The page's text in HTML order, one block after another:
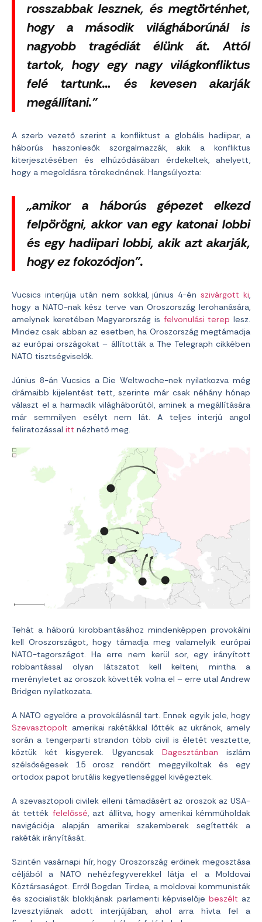
rosszabbak lesznek, és megtörténhet,
hogy a második világháborúnál is
nagyobb tragédiát élünk át. Attól
tartok, hogy egy nagy világkonfliktus
felé tartunk… és kevesen akarják
megállítani.”
A szerb vezető szerint a konfliktust a globális hadiipar, a
háborús haszonlesők szorgalmazzák, akik a konfliktus
kiterjesztésében és elhúzódásában érdekeltek, ahelyett,
hogy a megoldásra törekednének. Hangsúlyozta:
„amikor a háborús gépezet elkezd
felpörögni, akkor van egy katonai lobbi
és egy hadiipari lobbi, akik azt akarják,
hogy ez fokozódjon”.
Vucsics interjúja után nem sokkal, június 4-énszivárgott ki,
hogy a NATO-nak kész terve van Oroszország lerohanására,
amelynek keretében Magyarország is felvonulási terep lesz.
Mindez csak abban az esetben, ha Oroszország megtámadja
az európai országokat – állították a The Telegraph cikkében
NATO tisztségviselők.
Június 8-án Vucsics a Die Weltwoche-nek nyilatkozva még
drámaibb kijelentést tett, szerinte már csak néhány hónap
választ el a harmadik világháborútól, aminek a megállítására
már semmilyen esélyt nem lát. A teljes interjú angol
feliratozással itt nézhető meg.
Tehát a háború kirobbantásához mindenképpen provokálni
kell Oroszországot, hogy támadja meg valamelyik európai
NATO-tagországot. Ha erre nem kerül sor, egy irányított
robbantással olyan látszatot kell kelteni, mintha a
merényletet az oroszok követték volna el – erre utal Andrew
Bridgen nyilatkozata.
A NATO egyelőre a provokálásnál tart. Ennek egyik jele, hogy
Szevasztopolt amerikai rakétákkal lőtték az ukránok, amely
során a tengerparti strandon több civil is életét vesztette,
köztük két kisgyerek. Ugyancsak Dagesztánban iszlám
szélsőségesek 15 orosz rendőrt meggyilkoltak és egy
ortodox papot brutális kegyetlenséggel kivégeztek.
A szevasztopoli civilek elleni támadásért az oroszok az USA-
át tették felelőssé, azt állítva, hogy amerikai kémműholdak
navigációja alapján amerikai szakemberek segítették a
rakéták irányítását.
Szintén vasárnapi hír, hogy Oroszország erőinek megosztása
céljából a NATO nehézfegyverekkel látja el a Moldovai
Köztársaságot. Erről Bogdan Tirdea, a moldovai kommunisták
és szocialisták blokkjának parlamenti képviselője beszélt az
Izvesztyiának adott interjújában, ahol arra hívta fel a